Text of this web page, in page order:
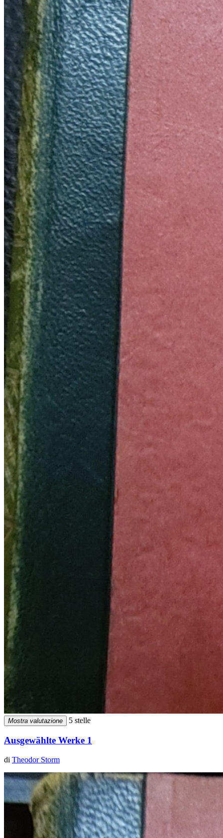
Mostra valutazione 5 stelle
Ausgewählte Werke 1
di Theodor Storm